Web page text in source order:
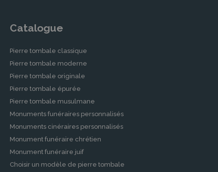
Catalogue
Pierre tombale classique
Pierre tombale moderne
Pierre tombale originale
Pierre tombale épurée
Pierre tombale musulmane
Monuments funéraires personnalisés
Monuments cinéraires personnalisés
Monument funéraire chrétien
Monument funéraire juif
Choisir un modèle de pierre tombale